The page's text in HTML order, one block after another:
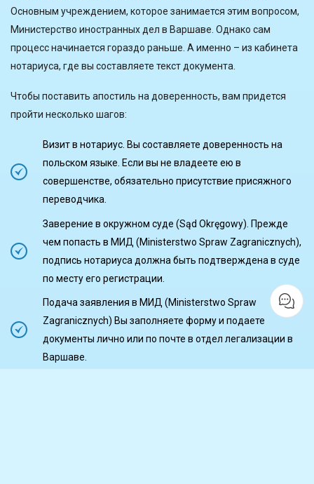
Основным учреждением, которое занимается этим вопросом,
Министерство иностранных дел в Варшаве. Однако сам
процесс начинается гораздо раньше. А именно – из кабинета
нотариуса, где вы составляете текст документа.
Чтобы поставить апостиль на доверенность, вам придется
пройти несколько шагов:
Визит в нотариус. Вы составляете доверенность на
польском языке. Если вы не владеете ею в
совершенстве, обязательно присутствие присяжного
переводчика.
Заверение в окружном суде (Sąd Okręgоwy). Прежде
чем попасть в МИД (Ministerstwo Spraw Zagranicznych),
подпись нотариуса должна быть подтверждена в суде
по месту его регистрации.
Подача заявления в МИД (Ministerstwo Spraw
Zagranicznych) Вы заполняете форму и подаете
документы лично или по почте в отдел легализации в
Варшаве.